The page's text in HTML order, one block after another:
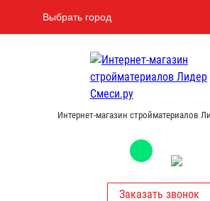
Выбрать город
Интернет-магазин стройматериалов
Заказать звонок